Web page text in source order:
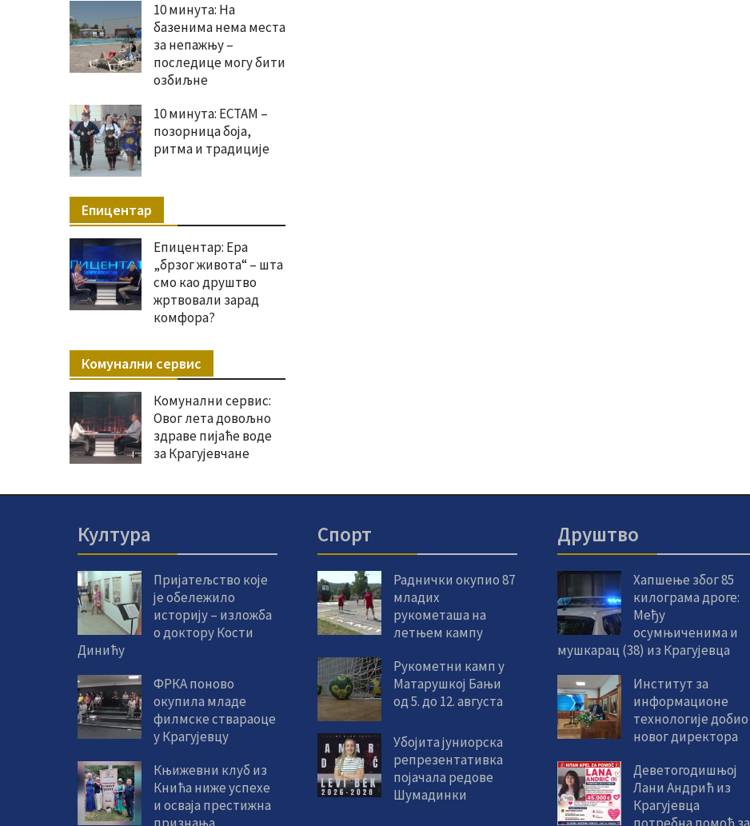
10 минута: На
базенима нема места
за непажњу –
последице могу бити
озбиљне
10 минута: ЕСТАМ –
позорница боја,
ритма и традиције
Епицентар
Епицентар: Ера
„брзог живота“ – шта
смо као друштво
жртвовали зарад
комфора?
Комунални сервис
Комунални сервис:
Овог лета довољно
здраве пијаће воде
за Крагујевчане
Култура
Пријатељство које
је обележило
историју – изложба
о доктору Кости
Динићу
ФРКА поново
окупила младе
филмске ствараоце
у Крагујевцу
Књижевни клуб из
Кнића ниже успехе
и осваја престижна
Спорт
Раднички окупио 87
младих
рукометаша на
летњем кампу
Рукометни камп у
Матарушкој Бањи
од 5. до 12. августа
Убојита јуниорска
репрезентативка
појачала редове
Шумадинки
Друштво
Хапшење због 85
килограма дроге:
Међу
осумњиченима и
мушкарац (38) из Крагујевца
Институт за
информационе
технологије добио
новог директора
Деветогодишњој
Лани Андрић из
Крагујевца